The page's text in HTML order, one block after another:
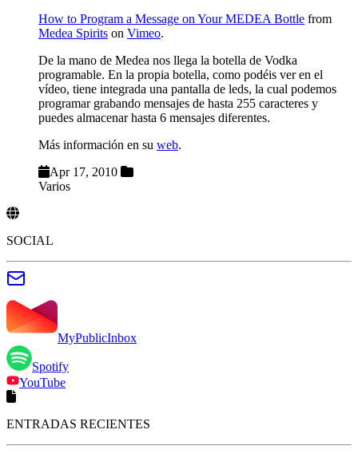
How to Program a Message on Your MEDEA Bottle from
Medea Spirits on Vimeo.
De la mano de Medea nos llega la botella de Vodka
programable. En la propia botella, como podéis ver en el
vídeo, tiene integrada una pantalla de leds, la cual podemos
programar grabando mensajes de hasta 255 caracteres y
puedes almacenar hasta 6 mensajes diferentes.
Más información en su web.
Apr 17, 2010
Varios
SOCIAL
MyPublicInbox
Spotify
YouTube
ENTRADAS RECIENTES